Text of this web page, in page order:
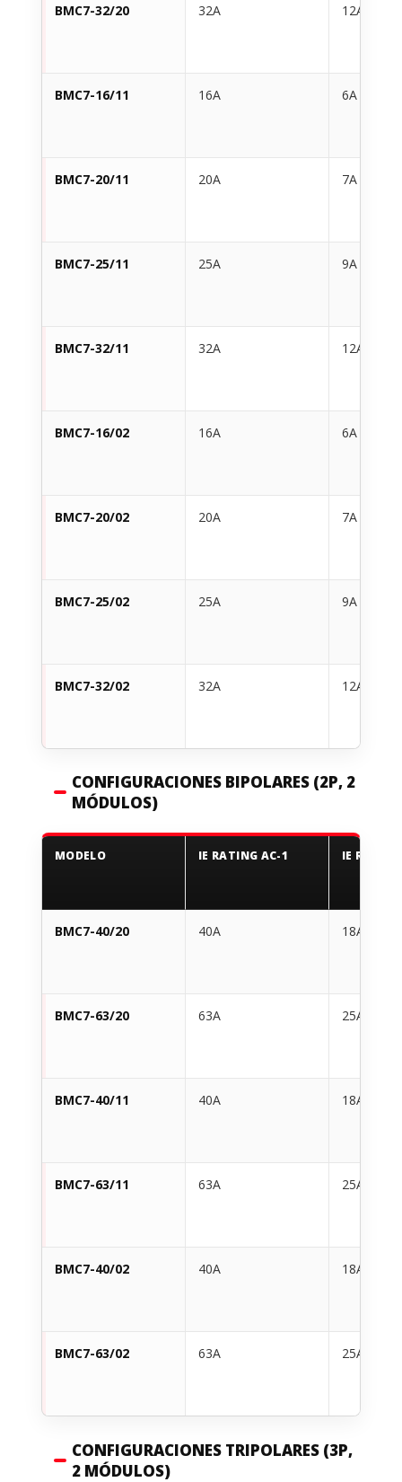
BMC7-32/20 32A 12A
BMC7-16/11 16A 6A
BMC7-20/11 20A 7A
BMC7-25/11 25A 9A
BMC7-32/11 32A 12A
BMC7-16/02 16A 6A
BMC7-20/02 20A 7A
BMC7-25/02 25A 9A
BMC7-32/02 32A 12A
CONFIGURACIONES BIPOLARES (2P, 2
MÓDULOS)
MODELO IE RATING AC-1 IE
BMC7-40/20 40A 18A
BMC7-63/20 63A 25A
BMC7-40/11 40A 18A
BMC7-63/11 63A 25A
BMC7-40/02 40A 18A
BMC7-63/02 63A 25A
CONFIGURACIONES TRIPOLARES (3P,
2 MÓDULOS)